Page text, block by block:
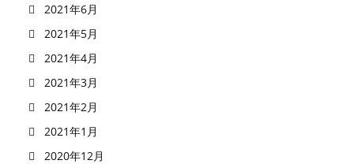
2021年6月
2021年5月
2021年4月
2021年3月
2021年2月
2021年1月
2020年12月